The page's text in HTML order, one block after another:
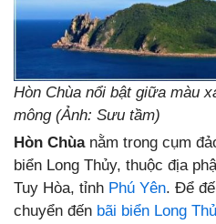
Hòn Chùa nổi bật giữa màu
mông (Ảnh: Sưu tầm)
Hòn Chùanằm trong cụm
biển Long Thủy, thuộc địa
Tuy Hòa, tỉnh Phú Yên. Để
chuyển đến bãi biển Long